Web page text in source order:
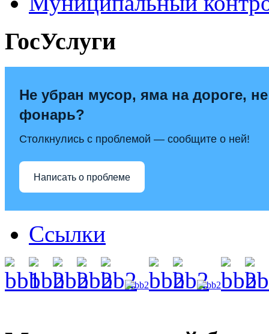
ГосУслуги
Не убран мусор, яма на дороге,
фонарь?
Столкнулись с проблемой — сообщите о ней!
Написать о проблеме
Ссылки